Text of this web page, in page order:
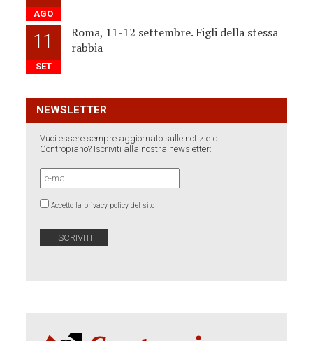
AGO
11
SET
Roma, 11-12 settembre. Figli della stessa
rabbia
NEWSLETTER
Vuoi essere sempre aggiornato sulle notizie di
Contropiano? Iscriviti alla nostra newsletter:
Accetto la privacy policy del sito